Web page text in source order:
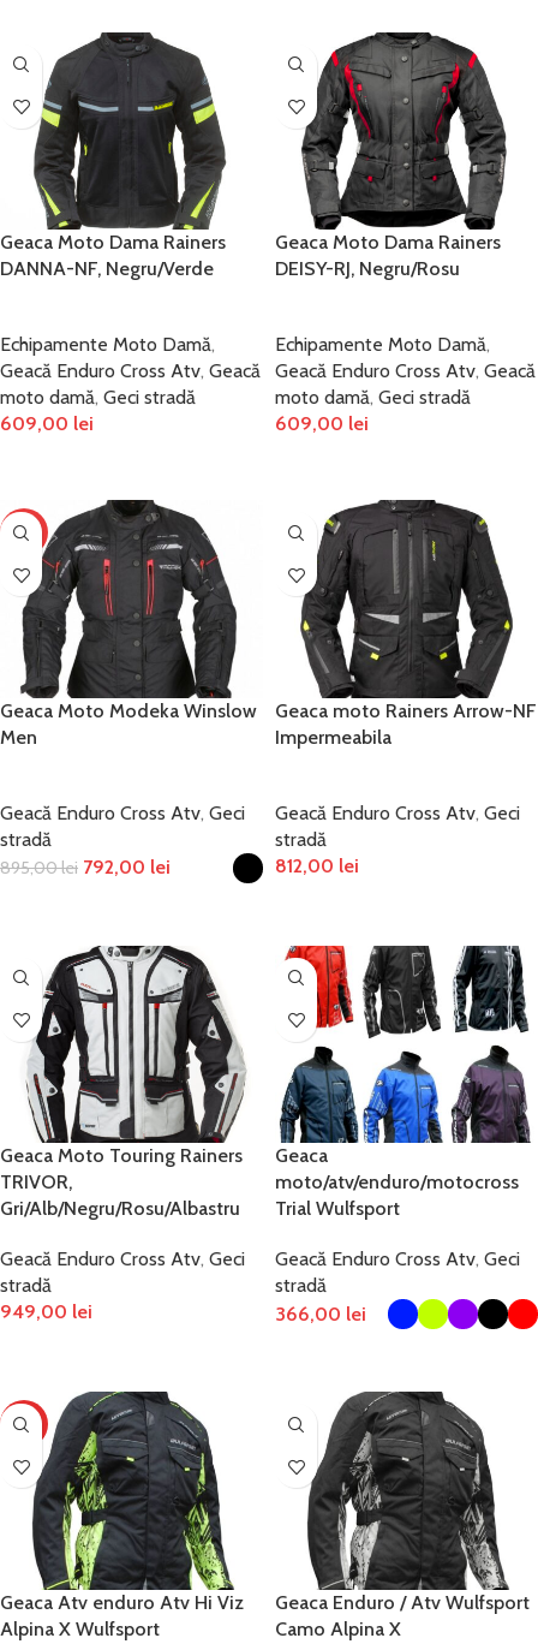
Geaca Moto Dama Rainers
DANNA-NF, Negru/Verde
Echipamente Moto Damă,
Geacă Enduro Cross Atv, Geacă
moto damă, Geci stradă
609,00 lei
Geaca Moto Dama Rainers
DEISY-RJ, Negru/Rosu
Echipamente Moto Damă,
Geacă Enduro Cross Atv, Geacă
moto damă, Geci stradă
609,00 lei
-12%
Geaca Moto Modeka Winslow
Men
Geacă Enduro Cross Atv, Geci
stradă
895,00lei 792,00 lei
Geaca moto Rainers Arrow-NF
Impermeabila
Geacă Enduro Cross Atv, Geci
stradă
812,00 lei
Geaca Moto Touring Rainers
TRIVOR,
Gri/Alb/Negru/Rosu/Albastru
Geacă Enduro Cross Atv, Geci
stradă
949,00 lei
Geaca
moto/atv/enduro/motocross
Trial Wulfsport
Geacă Enduro Cross Atv, Geci
stradă
366,00 lei
HOT
Geaca Atv enduro Atv Hi Viz
Alpina X Wulfsport
Geaca Enduro / Atv Wulfsport
Camo Alpina X